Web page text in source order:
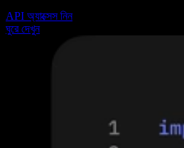
API অ্যাক্সেস নিন
ঘুরে দেখুন